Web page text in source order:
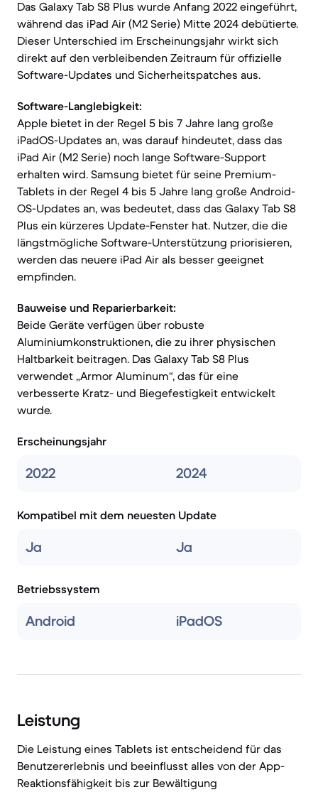
Das Galaxy Tab S8 Plus wurde Anfang 2022 eingeführt,
während das iPad Air (M2 Serie) Mitte 2024 debütierte.
Dieser Unterschied im Erscheinungsjahr wirkt sich
direkt auf den verbleibenden Zeitraum für offizielle
Software-Updates und Sicherheitspatches aus.
Software-Langlebigkeit:
Apple bietet in der Regel 5 bis 7 Jahre lang große
iPadOS-Updates an, was darauf hindeutet, dass das
iPad Air (M2 Serie) noch lange Software-Support
erhalten wird. Samsung bietet für seine Premium-
Tablets in der Regel 4 bis 5 Jahre lang große Android-
OS-Updates an, was bedeutet, dass das Galaxy Tab S8
Plus ein kürzeres Update-Fenster hat. Nutzer, die die
längstmögliche Software-Unterstützung priorisieren,
werden das neuere iPad Air als besser geeignet
empfinden.
Bauweise und Reparierbarkeit:
Beide Geräte verfügen über robuste
Aluminiumkonstruktionen, die zu ihrer physischen
Haltbarkeit beitragen. Das Galaxy Tab S8 Plus
verwendet „Armor Aluminum“, das für eine
verbesserte Kratz- und Biegefestigkeit entwickelt
wurde.
Erscheinungsjahr
2022 2024
Kompatibel mit dem neuesten Update
Ja Ja
Betriebssystem
Android iPadOS
Leistung
Die Leistung eines Tablets ist entscheidend für das
Benutzererlebnis und beeinflusst alles von der App-
Reaktionsfähigkeit bis zur Bewältigung